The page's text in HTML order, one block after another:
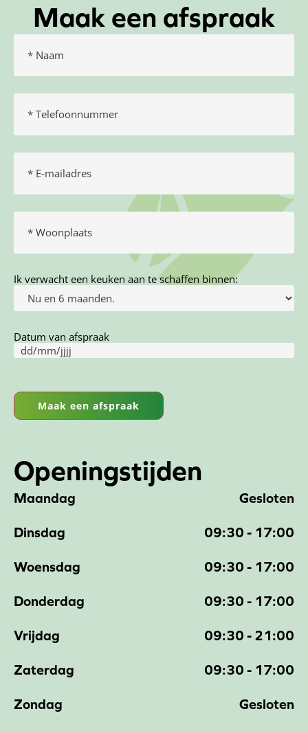
Openingstijden
Maandag Gesloten
Dinsdag 09:30 - 17:00
Woensdag 09:30 - 17:00
Donderdag 09:30 - 17:00
Vrijdag 09:30 - 21:00
Zaterdag 09:30 - 17:00
Zondag Gesloten
Maak een afspraak
Naam(Vereist)
Telefoonnummer(Vereist)
E-
mailadres (Vereist)
Woonplaats(Vereist)
Ik verwacht een keuken aan te schaffen binnen:
Datum van afspraak